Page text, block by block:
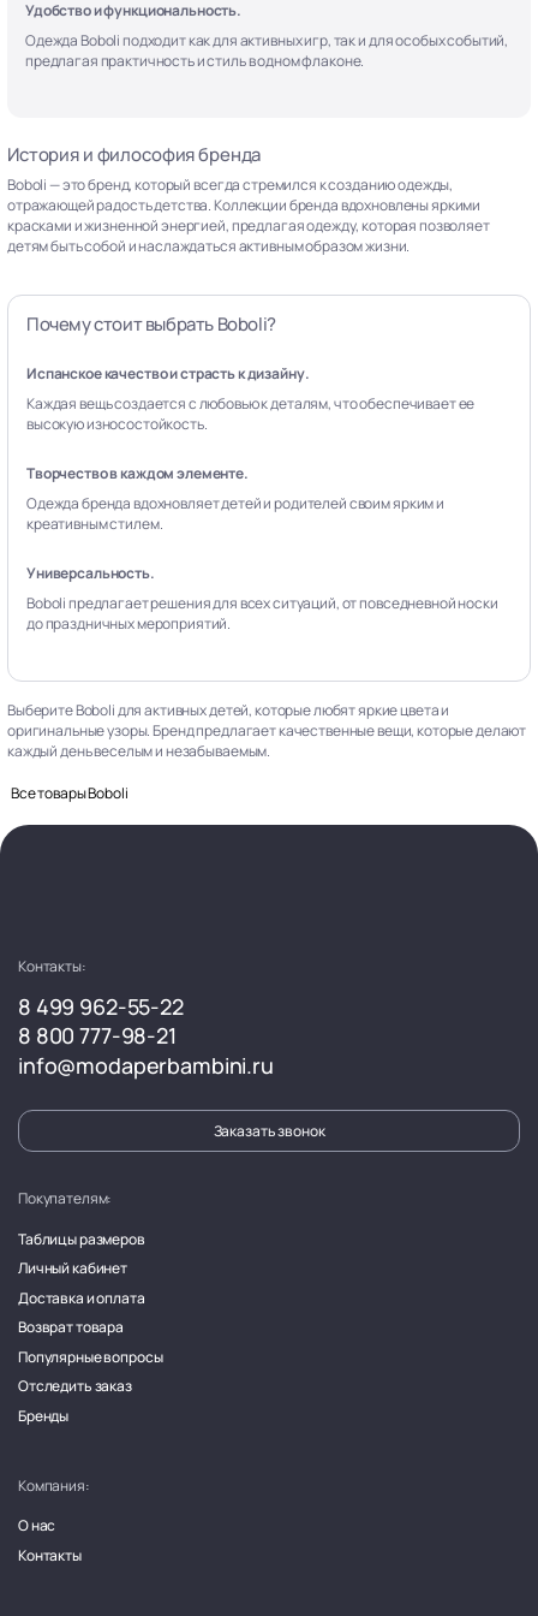
Удобство и функциональность.
Одежда Boboli подходит как для активных игр, так и для особых событий,
предлагая практичность и стиль в одном флаконе.
История и философия бренда
Boboli — это бренд, который всегда стремился к созданию одежды,
отражающей радость детства. Коллекции бренда вдохновлены яркими
красками и жизненной энергией, предлагая одежду, которая позволяет
детям быть собой и наслаждаться активным образом жизни.
Почему стоит выбрать Boboli?
Испанское качество и страсть к дизайну.
Каждая вещь создается с любовью к деталям, что обеспечивает ее
высокую износостойкость.
Творчество в каждом элементе.
Одежда бренда вдохновляет детей и родителей своим ярким и
креативным стилем.
Универсальность.
Boboli предлагает решения для всех ситуаций, от повседневной носки
до праздничных мероприятий.
Выберите Boboli для активных детей, которые любят яркие цвета и
оригинальные узоры. Бренд предлагает качественные вещи, которые делают
каждый день веселым и незабываемым.
Все товары Boboli
Контакты:
8 499 962-55-22
8 800 777-98-21
info@modaperbambini.ru
Заказать звонок
Покупателям:
Таблицы размеров
Личный кабинет
Доставка и оплата
Возврат товара
Популярные вопросы
Отследить заказ
Бренды
Компания:
О нас
Контакты